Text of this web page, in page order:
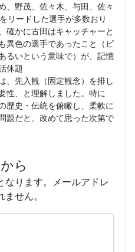
、野茂、佐々木、与田、佐々
リードした選手が多数おり
確かに古田はキャッチャーと
異色の選手であったこと（ピ
るいという意味で）が、記憶
休題
、先入観（固定観念）を排し
性、と理解しました。特に
歴史・伝統を俯瞰し、柔軟に
題だと、改めて思った次第で
ら
なります。メールアドレ
せん。